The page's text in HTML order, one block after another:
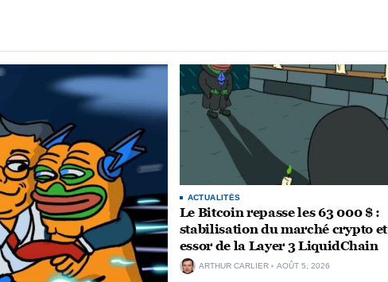
ACTUALITÉS
Le Bitcoin repasse les 63 000 $ :
stabilisation du marché crypto et
essor de la Layer 3 LiquidChain
ARTHUR CARLIER AOÛT 5, 2026